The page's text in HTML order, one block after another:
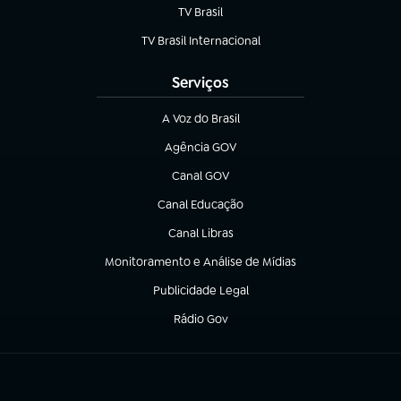
TV Brasil
(abre em nova aba)
TV Brasil Internacional
(abre em nova aba)
Serviços
A Voz do Brasil
(abre em nova aba)
Agência GOV
(abre em nova aba)
Canal GOV
(abre em nova aba)
Canal Educação
(abre em nova aba)
Canal Libras
(abre em nova aba)
Monitoramento e Análise de Mídias
(abre em nova aba)
Publicidade Legal
(abre em nova aba)
Rádio Gov
(abre em nova aba)